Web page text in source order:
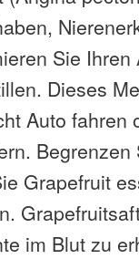
Sie Ihren
Dieses
Auto fahren
Grapefruit
im Blut zu